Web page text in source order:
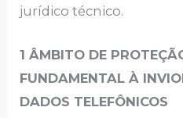
jurídico técnico.
1 ÂMBITO DE
FUNDAMENTAL À
DADOS TELEFÔNICOS